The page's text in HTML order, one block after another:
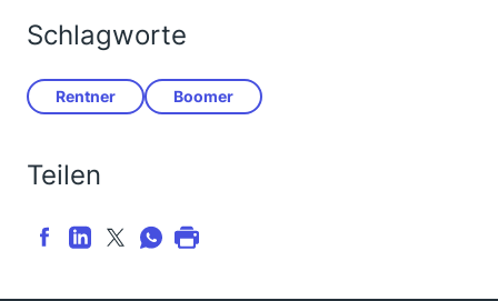
Schlagworte
Rentner Boomer
Teilen